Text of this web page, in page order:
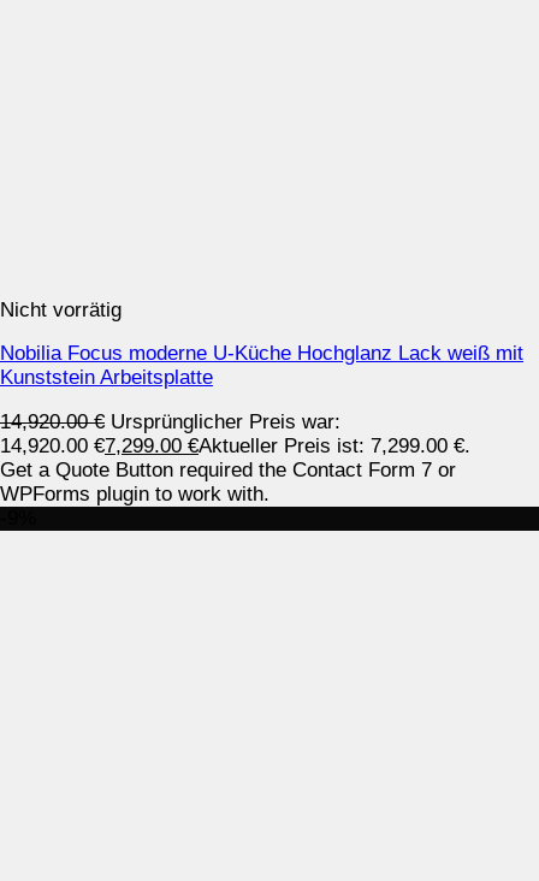
Nicht vorrätig
Nobilia Focus moderne U-Küche Hochglanz Lack weiß mit
Kunststein Arbeitsplatte
14,920.00€ Ursprünglicher Preis war:
14,920.00 €7,299.00 €Aktueller Preis ist: 7,299.00 €.
Get a Quote Button required the Contact Form 7 or
WPForms plugin to work with.